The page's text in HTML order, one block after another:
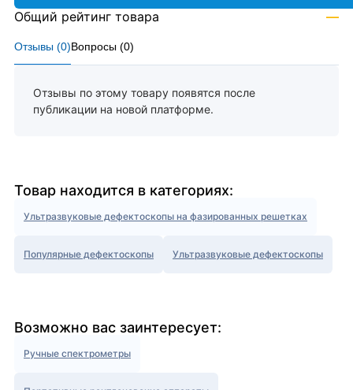
Отзывы (0)Вопросы (0)
Отзывы по этому товару появятся после
публикации на новой платформе.
Общий рейтинг товара —
Товар находится в категориях:
Ультразвуковые дефектоскопы на фазированных решетках
Популярные дефектоскопы Ультразвуковые дефектоскопы
Возможно вас заинтересует:
Ручные спектрометры